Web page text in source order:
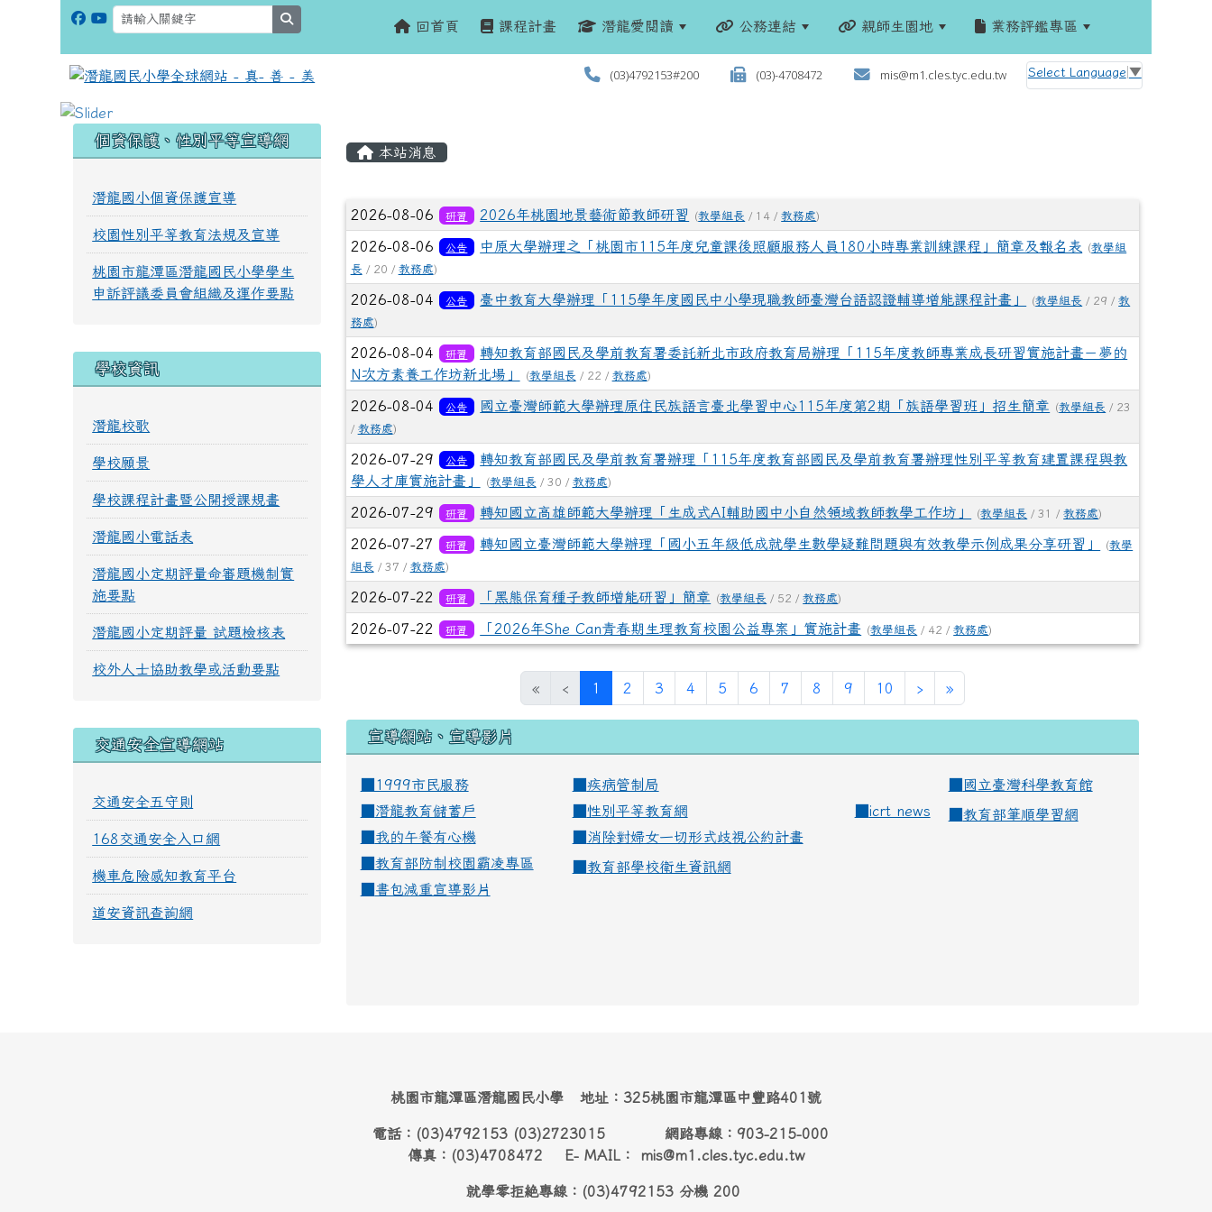
回首頁 課程計畫 潛龍愛閱讀 公務連結 親師生園地 業務評鑑專區
(03)4792153#200 (03)-4708472 mis@m1.cles.tyc.edu.tw Select Language ▼
本站消息
文章列表
2026-08-06 研習 2026年桃園地景藝術節教師研習 (教學組長 / 14 /教務處)
2026-08-06 公告 中原大學辦理之「桃園市115年度兒童課後照顧服務人員180小時專業訓練課程」簡章及報名表 (教學組
長 / 20 / 教務處)
2026-08-04 公告 臺中教育大學辦理「115學年度國民中小學現職教師臺灣台語認證輔導增能課程計畫」 (教學組長 / 29 /教
務處)
2026-08-04 研習
轉知教育部國民及學前教育署委託新北市政府教育局辦理「115年度教師專業成長研習實施計畫－夢的
N次方素養工作坊新北場」
(教學組長 / 22 / 教務處)
2026-08-04 公告 國立臺灣師範大學辦理原住民族語言臺北學習中心115年度第2期「族語學習班」招生簡章 (教學組長 / 23
/ 教務處)
2026-07-29 公告
轉知教育部國民及學前教育署辦理「115年度教育部國民及學前教育署辦理性別平等教育建置課程與教
學人才庫實施計畫」
(教學組長 / 30 / 教務處)
2026-07-29 研習 轉知國立高雄師範大學辦理「生成式AI輔助國中小自然領域教師教學工作坊」 (教學組長 / 31 /教務處)
2026-07-27 研習 轉知國立臺灣師範大學辦理「國小五年級低成就學生數學疑難問題與有效教學示例成果分享研習」 (教學
組長 / 37 / 教務處)
2026-07-22 研習 「黑熊保育種子教師增能研習」簡章 (教學組長 / 52 /教務處)
2026-07-22 研習 「2026年She Can青春期生理教育校園公益專案」實施計畫 (教學組長 / 42 /教務處)
« ‹ 1 (current)
2 3 4 5 6 7 8 9 10 › »
宣導網站、宣導影片
■1999市民服務 疾病管制局
國立臺灣科學教育館
潛龍教育儲蓄戶 性別平等教育網 icrt news
教育部筆順學習網
我的午餐有心機
消除對婦女一切形式歧視公約計畫
教育部防制校園霸凌專區
教育部學校衛生資訊網
書包減重宣導影片
個資保護、性別平等宣導網
潛龍國小個資保護宣導
校園性別平等教育法規及宣導
桃園市龍潭區潛龍國民小學學生
申訴評議委員會組織及運作要點
學校資訊
潛龍校歌
學校願景
學校課程計畫暨公開授課規畫
潛龍國小電話表
潛龍國小定期評量命審題機制實
施要點
潛龍國小定期評量 試題檢核表
校外人士協助教學或活動要點
交通安全宣導網站
交通安全五守則
168交通安全入口網
機車危險感知教育平台
道安資訊查詢網
桃園市龍潭區潛龍國民小學 地址：325桃園市龍潭區中豐路401號
電話：(03)4792153 (03)2723015 網路專線：903-215-000
傳真：(03)4708472 E- MAIL： mis@m1.cles.tyc.edu.tw
就學零拒絶專線：(03)4792153 分機 200